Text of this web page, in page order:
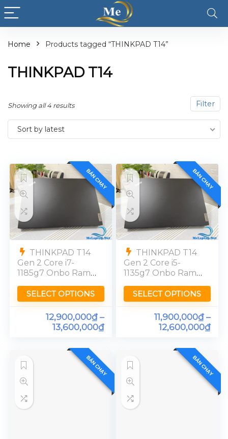
Home Products tagged “THINKPAD T14”
THINKPAD T14
Filter
Showing all 4 results
Sort by latest
BÁN CHẠY
THINKPAD T14
Gen 2 Core i7-
1185g7 Onbo Ram
SELECT OPTIONS
12,900,000₫–
13,600,000₫
BÁN CHẠY
THINKPAD T14
Gen 2 Core i5-
1135g7 Onbo Ram
SELECT OPTIONS
11,900,000₫–
12,600,000₫
BÁN CHẠY BÁN CHẠY